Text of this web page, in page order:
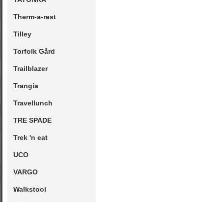
Therm-a-rest
Tilley
Torfolk Gård
Trailblazer
Trangia
Travellunch
TRE SPADE
Trek 'n eat
UCO
VARGO
Walkstool